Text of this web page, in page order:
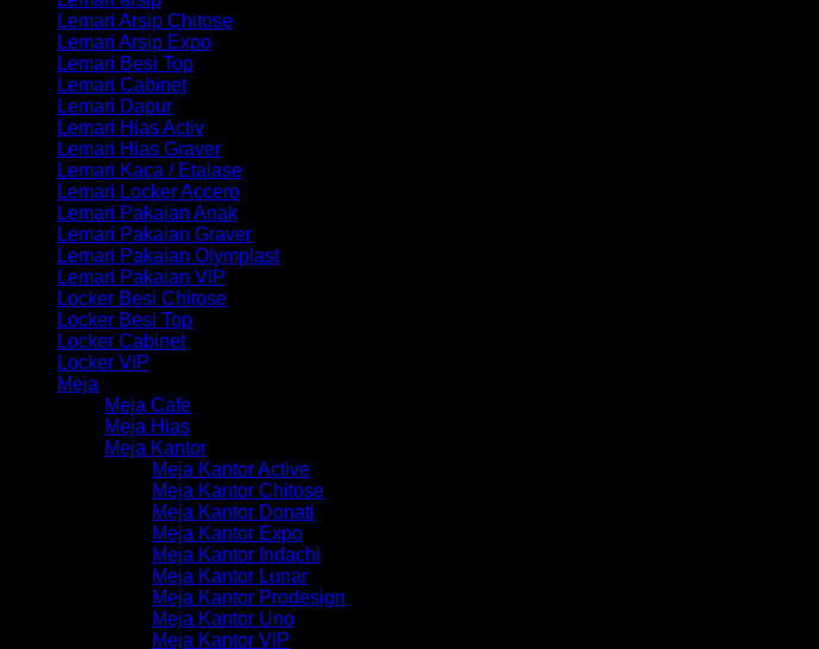
Lemari Arsip Chitose
Lemari Arsip Expo
Lemari Besi Top
Lemari Cabinet
Lemari Dapur
Lemari Hias Activ
Lemari Hias Graver
Lemari Kaca / Etalase
Lemari Locker Accero
Lemari Pakaian Anak
Lemari Pakaian Graver
Lemari Pakaian Olymplast
Lemari Pakaian VIP
Locker Besi Chitose
Locker Besi Top
Locker Cabinet
Locker VIP
Meja
Meja Cafe
Meja Hias
Meja Kantor
Meja Kantor Active
Meja Kantor Chitose
Meja Kantor Donati
Meja Kantor Expo
Meja Kantor Indachi
Meja Kantor Lunar
Meja Kantor Prodesign
Meja Kantor Uno
Meja Kantor VIP